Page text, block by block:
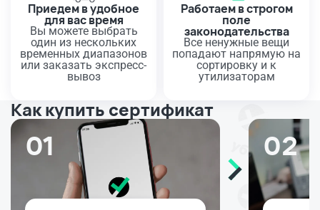
Приедем в удобное
для вас время
Вы можете выбрать
один из нескольких
временных диапазонов
или заказать экспресс-
вывоз
Работаем в строгом
поле
законодательства
Все ненужные вещи
попадают напрямую на
сортировку и к
утилизаторам
Как купить сертификат
01 02